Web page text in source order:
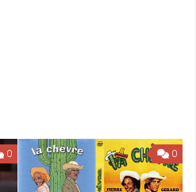
0 0